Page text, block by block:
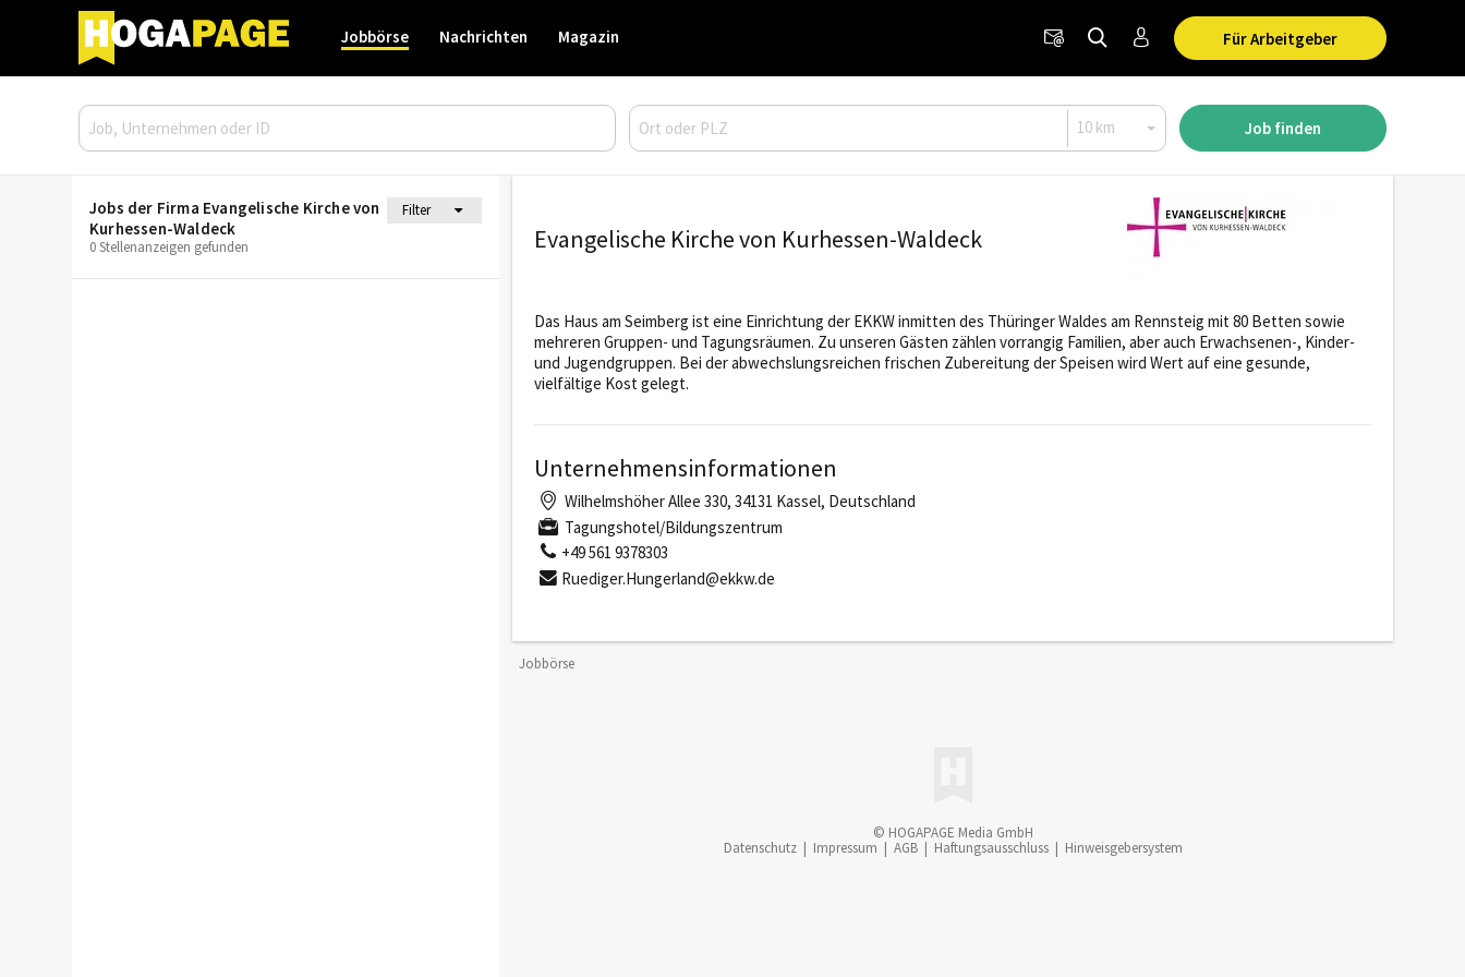
Für Arbeitgeber
Jobbörse Nachrichten Magazin
Job finden
Jobs der Firma Evangelische Kirche von
Kurhessen-Waldeck
Filter
0 Stellenanzeigen gefunden
Evangelische Kirche von Kurhessen-Waldeck
Das Haus am Seimberg ist eine Einrichtung der EKKW inmitten des Thüringer Waldes am Rennsteig mit 80 Betten sowie
mehreren Gruppen- und Tagungsräumen. Zu unseren Gästen zählen vorrangig Familien, aber auch Erwachsenen-, Kinder-
und Jugendgruppen. Bei der abwechslungsreichen frischen Zubereitung der Speisen wird Wert auf eine gesunde,
vielfältige Kost gelegt.
Unternehmensinformationen
Wilhelmshöher Allee 330, 34131 Kassel, Deutschland
Tagungshotel/Bildungszentrum
+49 561 9378303
Ruediger.Hungerland@ekkw.de
Jobbörse
© HOGAPAGE Media GmbH
Datenschutz
Impressum AGB Haftungsausschluss Hinweisgebersystem